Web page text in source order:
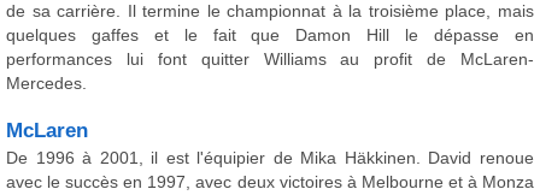
de sa carrière. Il termine le championnat à la troisième place, mais
quelques gaffes et le fait que Damon Hill le dépasse en
performances lui font quitter Williams au profit de McLaren-
Mercedes.
McLaren
De 1996 à 2001, il est l'équipier de Mika Häkkinen. David renoue
avec le succès en 1997, avec deux victoires à Melbourne et à Monza